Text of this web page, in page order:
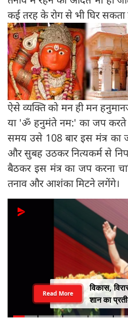
कई तरह के रोग से भी घिर सकता
ऐसे व्यक्ति को मन ही मन
या 'ॐ हनुमंते नम:' का जप करते
समय उसे 108 बार इस मंत्र का
और सुबह उठकर नित्यकर्म से
बैठकर इस मंत्र का जप करना
तनाव और आशंका मिटने लगेंगे।
विकास,
शान का
Read More